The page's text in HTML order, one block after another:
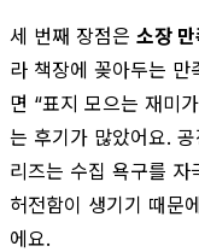
세 번째 장점은 소장
라 책장에 꽂아두는 만
면 “표지 모으는 재미
는 후기가 많았어요.
리즈는 수집 욕구를 자
허전함이 생기기 때문
에요.